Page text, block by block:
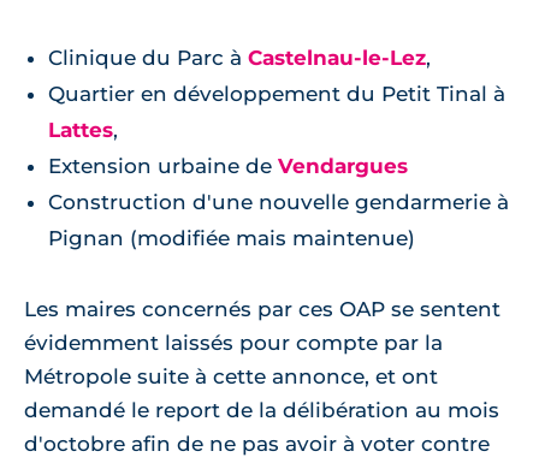
Clinique du Parc à Castelnau-le-Lez,
Quartier en développement du Petit Tinal à
Lattes,
Extension urbaine de Vendargues
Construction d'une nouvelle gendarmerie à
Pignan (modifiée mais maintenue)
Les maires concernés par ces OAP se sentent
évidemment laissés pour compte par la
Métropole suite à cette annonce, et ont
demandé le report de la délibération au mois
d'octobre afin de ne pas avoir à voter contre